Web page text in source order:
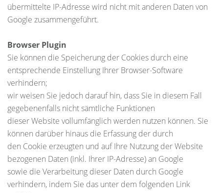
übermittelte IP-Adresse wird nicht mit anderen Daten von
Google zusammengeführt.
Browser Plugin
Sie können die Speicherung der Cookies durch eine
entsprechende Einstellung Ihrer Browser-Software
verhindern;
wir weisen Sie jedoch darauf hin, dass Sie in diesem Fall
gegebenenfalls nicht sämtliche Funktionen
dieser Website vollumfänglich werden nutzen können. Sie
können darüber hinaus die Erfassung der durch
den Cookie erzeugten und auf Ihre Nutzung der Website
bezogenen Daten (inkl. Ihrer IP-Adresse) an Google
sowie die Verarbeitung dieser Daten durch Google
verhindern, indem Sie das unter dem folgenden Link